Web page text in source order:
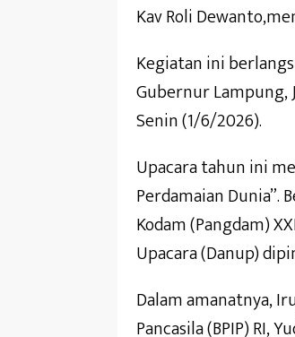
Kav Roli
Kegiatan ini
Gubernur Lampung,
Senin (1/6/2026).
Upacara tahun ini
Perdamaian Dunia”.
Kodam (Pangdam)
Upacara (Danup)
Dalam amanatnya,
Pancasila (BPIP) RI,